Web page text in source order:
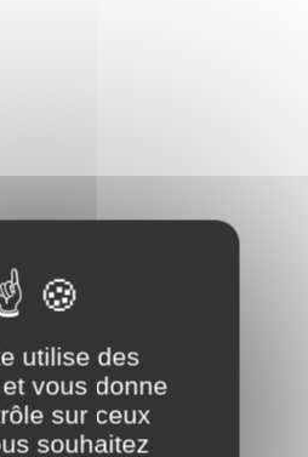
utilise des
vous donne
sur ceux
souhaitez